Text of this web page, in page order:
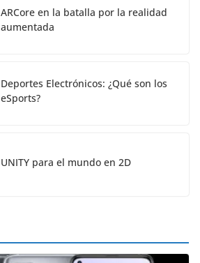
ARCore en la batalla por la realidad
aumentada
Deportes Electrónicos: ¿Qué son los
eSports?
UNITY para el mundo en 2D